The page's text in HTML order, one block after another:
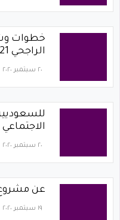
خطوات
الراجحي 2021
٢٠ سبتمبر ٢٠٢٠
٢٠ سبتمبر ٢٠٢٠
عن مشروع
١٩ سبتمبر ٢٠٢٠